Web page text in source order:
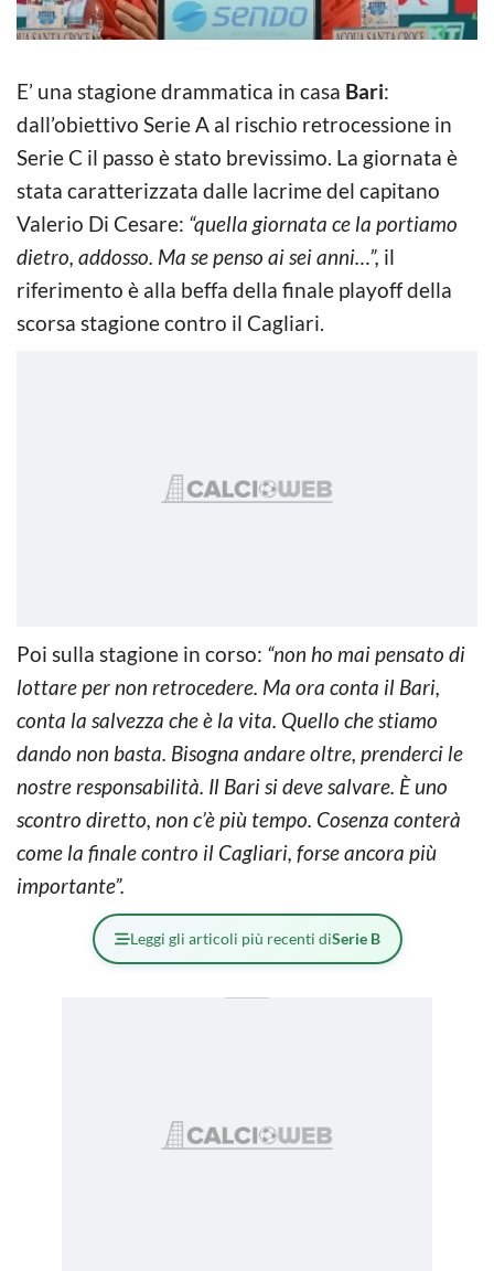
E’ una stagione drammatica in casa Bari:
dall’obiettivo Serie A al rischio retrocessione in
Serie C il passo è stato brevissimo. La giornata è
stata caratterizzata dalle lacrime del capitano
Valerio Di Cesare: “quella giornata ce la portiamo
dietro, addosso. Ma se penso ai sei anni…”, il
riferimento è alla beffa della finale playoff della
scorsa stagione contro il Cagliari.
Poi sulla stagione in corso: “non ho mai pensato di
lottare per non retrocedere. Ma ora conta il Bari,
conta la salvezza che è la vita. Quello che stiamo
dando non basta. Bisogna andare oltre, prenderci le
nostre responsabilità. Il Bari si deve salvare. È uno
scontro diretto, non c’è più tempo. Cosenza conterà
come la finale contro il Cagliari, forse ancora più
importante”.
Leggi gli articoli più recenti diSerie B